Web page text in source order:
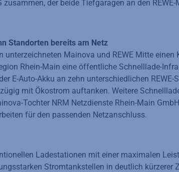
zusammen, der beide Tiefgaragen an den
Standorten bereits am Netz
unterzeichneten Mainova und REWE Mitte einen
Rhein-Main eine öffentliche Schnelllade-
E-Auto-Akku an zehn unterschiedlichen
mit Ökostrom auftanken. Weitere
Tochter NRM Netzdienste Rhein-Main
für den passenden Netzanschluss.
Ladestationen mit einer maximalen
Stromtankstellen in deutlich kürzerer